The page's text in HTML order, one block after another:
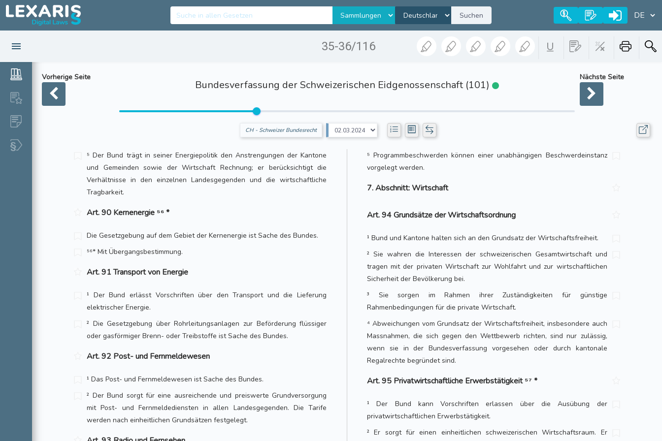
Suchen
35-36/116
Vorherige Seite
Bundesverfassung der Schweizerischen Eidgenossenschaft (101)
Nächste Seite
CH - Schweizer Bundesrecht
⁵ Der Bund trägt in seiner Energiepolitik den Anstrengungen der Kantone
und Gemeinden sowie der Wirtschaft Rechnung; er berücksichtigt die
Verhältnisse in den einzelnen Landesgegenden und die wirtschaftliche
Tragbarkeit.
Art. 90 Kernenergie ⁵⁶ *
Die Gesetzgebung auf dem Gebiet der Kernenergie ist Sache des Bundes.
⁵⁶* Mit Übergangsbestimmung.
Art. 91 Transport von Energie
¹ Der Bund erlässt Vorschriften über den Transport und die Lieferung
elektrischer Energie.
² Die Gesetzgebung über Rohrleitungsanlagen zur Beförderung flüssiger
oder gasförmiger Brenn- oder Treibstoffe ist Sache des Bundes.
Art. 92 Post- und Fernmeldewesen
¹ Das Post- und Fernmeldewesen ist Sache des Bundes.
² Der Bund sorgt für eine ausreichende und preiswerte Grundversorgung
mit Post- und Fernmeldediensten in allen Landesgegenden. Die Tarife
werden nach einheitlichen Grundsätzen festgelegt.
⁵ Programmbeschwerden können einer unabhängigen Beschwerdeinstanz
vorgelegt werden.
7. Abschnitt: Wirtschaft
Art. 94 Grundsätze der Wirtschaftsordnung
¹ Bund und Kantone halten sich an den Grundsatz der Wirtschaftsfreiheit.
² Sie wahren die Interessen der schweizerischen Gesamtwirtschaft und
tragen mit der privaten Wirtschaft zur Wohlfahrt und zur wirtschaftlichen
Sicherheit der Bevölkerung bei.
³ Sie sorgen im Rahmen ihrer Zuständigkeiten für günstige
Rahmenbedingungen für die private Wirtschaft.
⁴ Abweichungen vom Grundsatz der Wirtschaftsfreiheit, insbesondere auch
Massnahmen, die sich gegen den Wettbewerb richten, sind nur zulässig,
wenn sie in der Bundesverfassung vorgesehen oder durch kantonale
Regalrechte begründet sind.
Art. 95 Privatwirtschaftliche Erwerbstätigkeit ⁵⁷ *
¹ Der Bund kann Vorschriften erlassen über die Ausübung der
privatwirtschaftlichen Erwerbstätigkeit.
² Er sorgt für einen einheitlichen schweizerischen Wirtschaftsraum. Er